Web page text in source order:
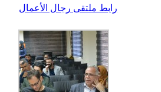
رابط ملتقى رجال الأعمال